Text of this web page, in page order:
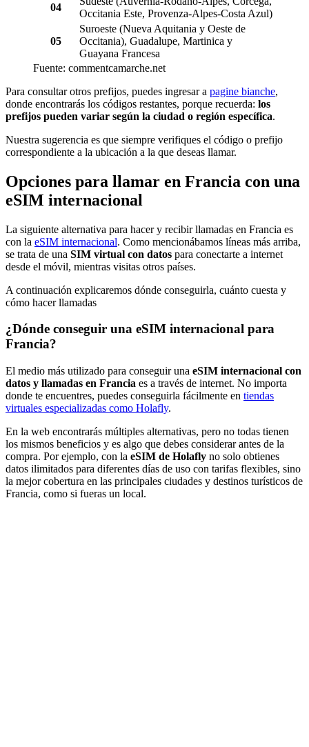
04
Occitania Este, Provenza-Alpes-Costa Azul)
05
Suroeste (Nueva Aquitania y Oeste de
Occitania), Guadalupe, Martinica y
Guayana Francesa
Fuente: commentcamarche.net
Para consultar otros prefijos, puedes ingresar a pagine bianche,
donde encontrarás los códigos restantes, porque recuerda: los
prefijos pueden variar según la ciudad o región específica.
Nuestra sugerencia es que siempre verifiques el código o prefijo
correspondiente a la ubicación a la que deseas llamar.
Opciones para llamar en Francia con una
eSIM internacional
La siguiente alternativa para hacer y recibir llamadas en Francia es
con la eSIM internacional. Como mencionábamos líneas más arriba,
se trata de una SIM virtual con datos para conectarte a internet
desde el móvil, mientras visitas otros países.
A continuación explicaremos dónde conseguirla, cuánto cuesta y
cómo hacer llamadas
¿Dónde conseguir una eSIM internacional para
Francia?
El medio más utilizado para conseguir una eSIM internacional con
datos y llamadas en Francia es a través de internet. No importa
donde te encuentres, puedes conseguirla fácilmente en tiendas
virtuales especializadas como Holafly.
En la web encontrarás múltiples alternativas, pero no todas tienen
los mismos beneficios y es algo que debes considerar antes de la
compra. Por ejemplo, con la eSIM de Holafly no solo obtienes
datos ilimitados para diferentes días de uso con tarifas flexibles, sino
la mejor cobertura en las principales ciudades y destinos turísticos de
Francia, como si fueras un local.